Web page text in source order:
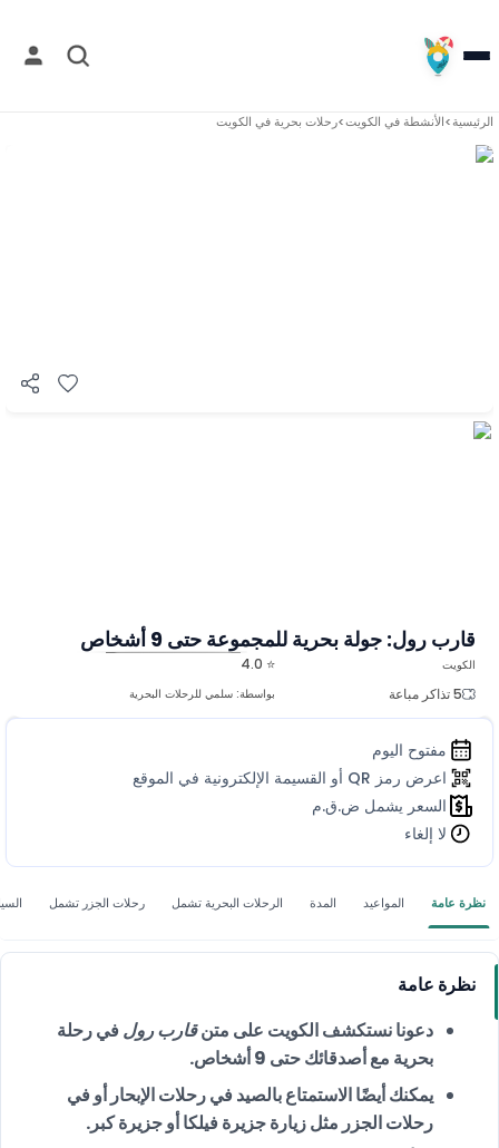
الرئيسية>الأنشطة في الكويت>رحلات بحرية في الكويت
قارب رول: جولة بحرية للمجموعة حتى 9 أشخاص
⭐ 4.0
5 تذاكر مباعة
بواسطة:سلمي للرحلات البحرية
الكويت
مفتوح اليوم
اعرض رمز QR أو القسيمة الإلكترونية في الموقع
السعر يشمل ض.ق.م
لا إلغاء
نظرة عامة المواعيد المدة الرحلات البحرية تشمل رحلات الجزر تشمل
نظرة عامة
دعونا نستكشف الكويت على متنقارب رول في رحلة
بحرية مع أصدقائك حتى 9 أشخاص.
يمكنك أيضًا الاستمتاع بالصيد في رحلات الإبحار أو في
رحلات الجزر مثل زيارة جزيرة فيلكا أو جزيرة كبر.